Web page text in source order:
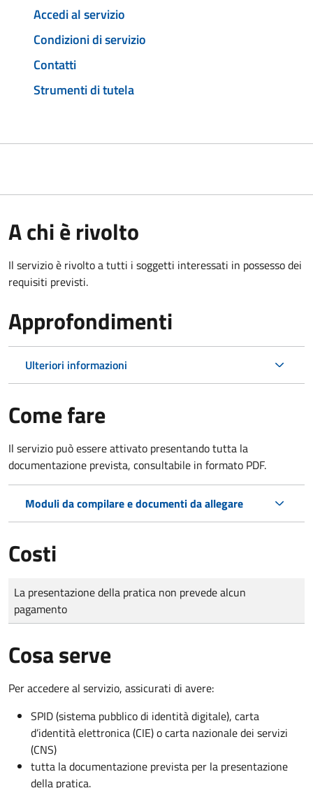
Accedi al servizio
Condizioni di servizio
Contatti
Strumenti di tutela
A chi è rivolto
Il servizio è rivolto a tutti i soggetti interessati in possesso dei
requisiti previsti.
Approfondimenti
Ulteriori informazioni
Come fare
Il servizio può essere attivato presentando tutta la
documentazione prevista, consultabile in formato PDF.
Moduli da compilare e documenti da allegare
Costi
Tipo di pagamento
Importo
La presentazione della pratica non prevede alcun
pagamento
Cosa serve
Per accedere al servizio, assicurati di avere:
SPID (sistema pubblico di identità digitale), carta
d’identità elettronica (CIE) o carta nazionale dei servizi
(CNS)
tutta la documentazione prevista per la presentazione
della pratica.